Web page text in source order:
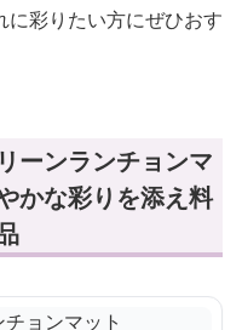
に彩りたい方にぜひおす
ーンランチョンマ
かな彩りを添え料